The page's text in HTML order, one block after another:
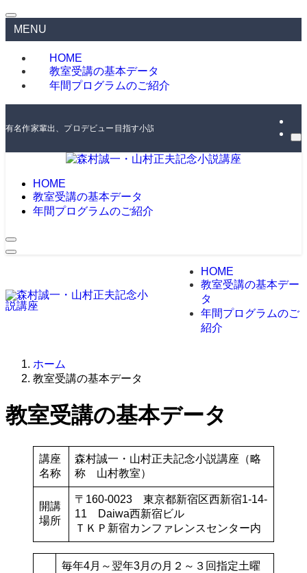
MENU
HOME
教室受講の基本データ
年間プログラムのご紹介
有名作家輩出、プロデビュー目指す小説講座。編集者・作家が直接講評
HOME
教室受講の基本データ
年間プログラムのご紹介
HOME
教室受講の基本デー
タ
年間プログラムのご
紹介
ホーム
教室受講の基本データ
教室受講の基本データ
講座
名称
森村誠一・山村正夫記念小説講座（略
称 山村教室）
開講
場所
〒160-0023 東京都新宿区西新宿1-14-
11 Daiwa西新宿ビル
ＴＫＰ新宿カンファレンスセンター内
毎年4月～翌年3月の月２～３回指定土曜